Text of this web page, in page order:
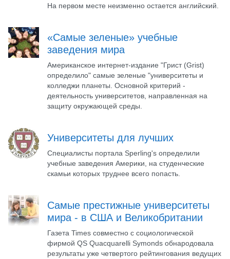
На первом месте неизменно остается английский.
«Cамые зеленые» учебные
заведения мира
Американское интернет-издание "Грист (Grist)
определило" самые зеленые "университеты и
колледжи планеты. Основной критерий -
деятельность университетов, направленная на
защиту окружающей среды.
Университеты для лучших
Специалисты портала Sperling's определили
учебные заведения Америки, на студенческие
скамьи которых труднее всего попасть.
Самые престижные университеты
мира - в США и Великобритании
Газета Times совместно с социологической
фирмой QS Quacquarelli Symonds обнародовала
результаты уже четвертого рейтингования ведущих